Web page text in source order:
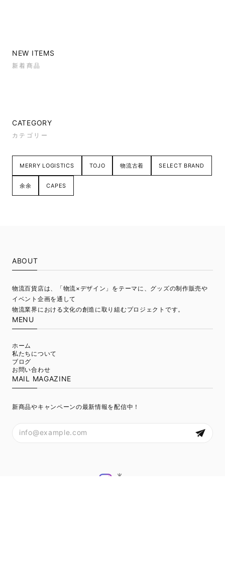
NEW ITEMS
新着商品
CATEGORY
カテゴリー
MERRY LOGISTICS TOJO 物流古着 SELECT BRAND
余余 CAPES
ABOUT
物流百貨店は、「物流×デザイン」をテーマに、グッズの制作販売や
イベント企画を通して
物流業界における文化の創造に取り組むプロジェクトです。
MENU
ホーム
私たちについて
ブログ
お問い合わせ
MAIL MAGAZINE
新商品やキャンペーンの最新情報を配信中！